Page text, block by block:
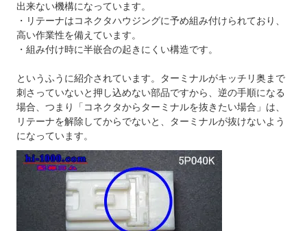
出来ない機構になっています。
・リテーナはコネクタハウジングに予め組み付けられており、
高い作業性を備えています。
・組み付け時に半嵌合の起きにくい構造です。
というふうに紹介されています。ターミナルがキッチリ奥まで
刺さっていないと押し込めない部品ですから、逆の手順になる
場合、つまり「コネクタからターミナルを抜きたい場合」は、
リテーナを解除してからでないと、ターミナルが抜けないよう
になっています。